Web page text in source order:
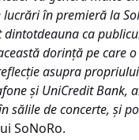
în premieră la
ca
dorință pe care
asupra
și UniCredit
sălile de concerte, și
SoNoRo.